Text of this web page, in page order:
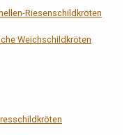
Riesenschildkröten
Weichschildkröten